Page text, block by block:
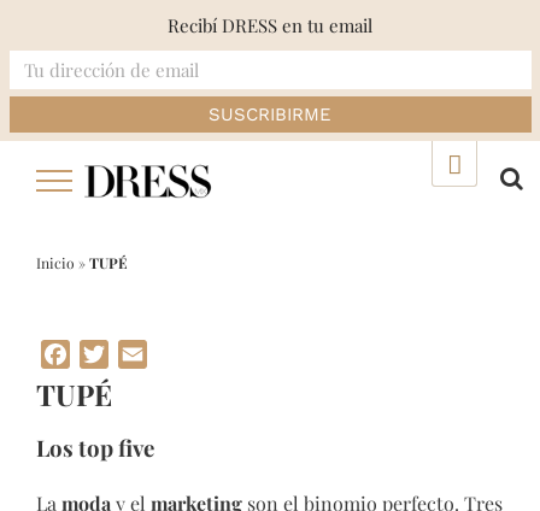
Inicio »TUPÉ
Facebook
Twitter
TUPÉ
Los top five
La moda y el marketing son el binomio perfecto. Tres
Recibí DRESS en tu email